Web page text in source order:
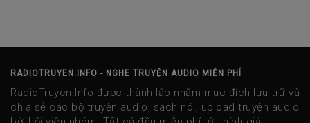
RADIOTRUYEN.INFO - NGHE TRUYỆN AUDIO MIỄN PHÍ
RadioTruyen.Info được thành lập nhằm mục đích lưu trữ và
chia sẻ các bộ truyện audio, sách nói, upload truyện audio